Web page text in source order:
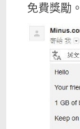
免費獎勵。